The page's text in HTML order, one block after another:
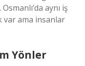
aynı iş
var ama insanlar
Yönler